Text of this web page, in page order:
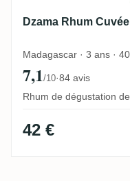
Dzama Rhum
Madagascar · 3 ans ·
7,1/10·84 avis
Rhum de dégustation
42 €